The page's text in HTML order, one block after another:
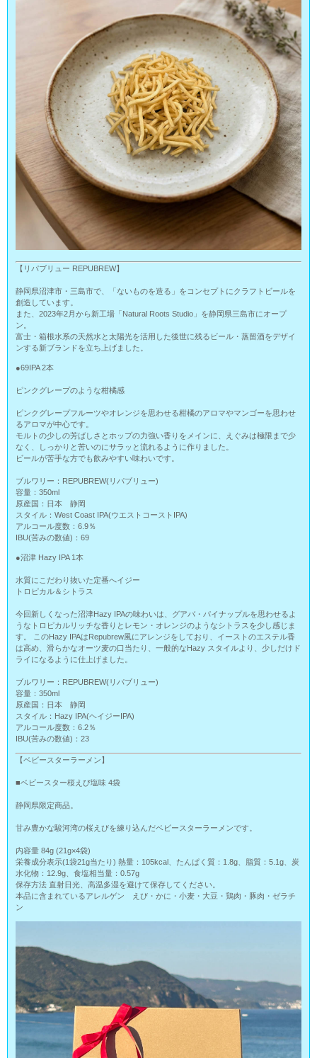
【リパブリュー REPUBREW】
静岡県沼津市・三島市で、「ないものを造る」をコンセプトにクラフトビールを
創造しています。
また、2023年2月から新工場「Natural Roots Studio」を静岡県三島市にオープ
ン。
富士・箱根水系の天然水と太陽光を活用した後世に残るビール・蒸留酒をデザイ
ンする新ブランドを立ち上げました。
●69IPA 2本
ピンクグレープのような柑橘感
ピンクグレープフルーツやオレンジを思わせる柑橘のアロマやマンゴーを思わせ
るアロマが中心です。
モルトの少しの芳ばしさとホップの力強い香りをメインに、えぐみは極限まで少
なく、しっかりと苦いのにサラッと流れるように作りました。
ビールが苦手な方でも飲みやすい味わいです。
ブルワリー：REPUBREW(リパブリュー)
容量：350ml
原産国：日本 静岡
スタイル：West Coast IPA(ウエストコーストIPA)
アルコール度数：6.9％
IBU(苦みの数値)：69
●沼津 Hazy IPA 1本
水質にこだわり抜いた定番へイジー
トロピカル＆シトラス
今回新しくなった沼津Hazy IPAの味わいは、グアバ・パイナップルを思わせるよ
うなトロピカルリッチな香りとレモン・オレンジのようなシトラスを少し感じま
す。 このHazy IPAはRepubrew風にアレンジをしており、イーストのエステル香
は高め、滑らかなオーツ麦の口当たり、一般的なHazy スタイルより、少しだけド
ライになるように仕上げました。
ブルワリー：REPUBREW(リパブリュー)
容量：350ml
原産国：日本 静岡
スタイル：Hazy IPA(ヘイジーIPA)
アルコール度数：6.2％
IBU(苦みの数値)：23
【ベビースターラーメン】
■ベビースター桜えび塩味 4袋
静岡県限定商品。
甘み豊かな駿河湾の桜えびを練り込んだベビースターラーメンです。
内容量 84g (21g×4袋)
栄養成分表示(1袋21g当たり) 熱量：105kcal、たんぱく質：1.8g、脂質：5.1g、炭
水化物：12.9g、食塩相当量：0.57g
保存方法 直射日光、高温多湿を避けて保存してください。
本品に含まれているアレルゲン えび・かに・小麦・大豆・鶏肉・豚肉・ゼラチ
ン